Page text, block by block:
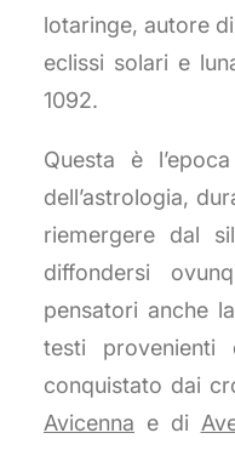
lotaringe, autore
eclissi solari e
1092.
Questa è
dell’astrologia,
riemergere dal
diffondersi
pensatori anche
testi provenienti
conquistato dai
Avicenna e di